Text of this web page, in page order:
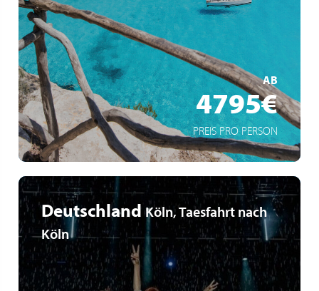
AB
4795€
PREIS PRO PERSON
Von Rhodos und Kreta nach Neapel und Rom
Durchfahrt durch die Straße von Messina
MEHR ERFAHREN
Deutschland Köln, Taesfahrt nach
Köln